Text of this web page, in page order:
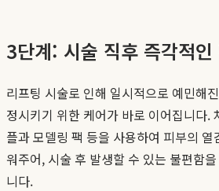
3단계: 시술 직후 즉각적인
리프팅 시술로 인해 일시적으로 예민해
정시키기 위한 케어가 바로 이어집니다.
플과 모델링 팩 등을 사용하여 피부의
워주어, 시술 후 발생할 수 있는 불편함
니다.